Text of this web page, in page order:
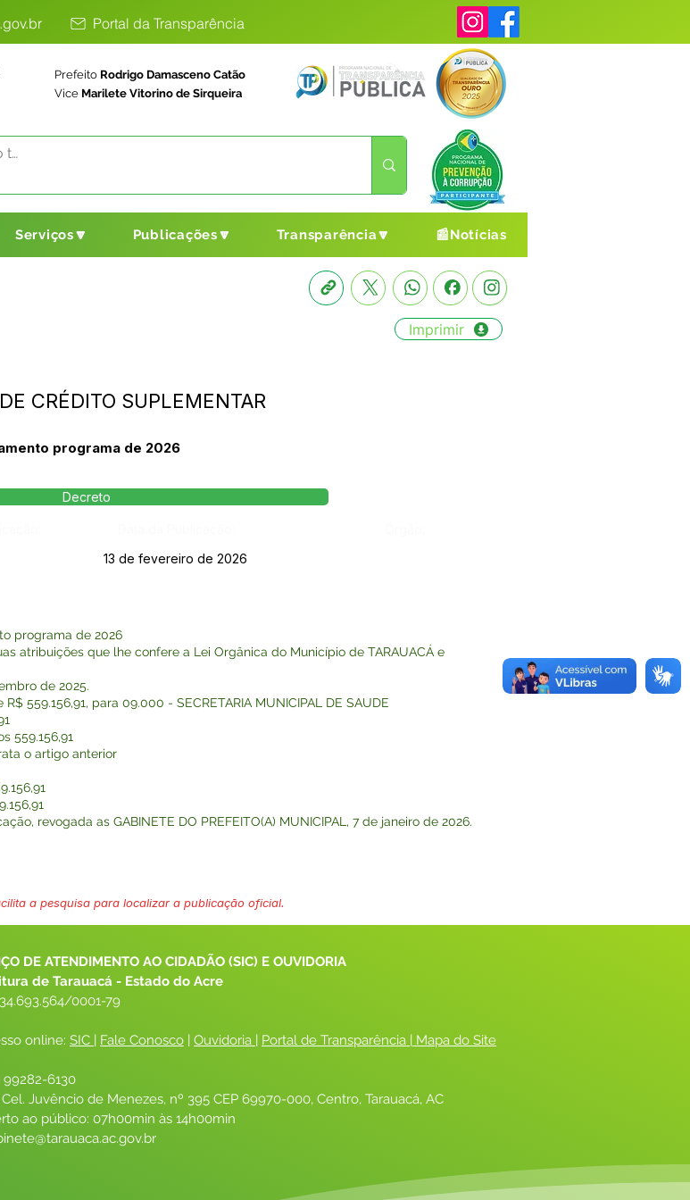
Portal da Transparência
Prefeito Rodrigo Damasceno Catão
Vice Marilete Vitorino de Sirqueira
Serviços🔽 Publicações🔽 Transparência🔽 📰Notícias
Imprimir
CRÉDITO SUPLEMENTAR
programa de 2026
Decreto
13 de fevereiro de 2026
programa de 2026
atribuições que lhe confere a Lei Orgânica do Município de TARAUACÁ e
de 2025.
559.156,91, para 09.000 - SECRETARIA MUNICIPAL DE SAUDE
559.156,91
o artigo anterior
revogada as GABINETE DO PREFEITO(A) MUNICIPAL, 7 de janeiro de 2026.
a pesquisa para localizar a publicação oficial.
DE ATENDIMENTO AO CIDADÃO (SIC) E OUVIDORIA
de Tarauacá - Estado do Acre
34.693.564/0001-79
online: SIC | Fale Conosco | Ouvidoria | Portal de Transparência | Mapa do Site
99282-6130
Cel. Juvêncio de Menezes, nº 395 CEP 69970-000, Centro, Tarauacá, AC
ao público: 07h00min às 14h00min